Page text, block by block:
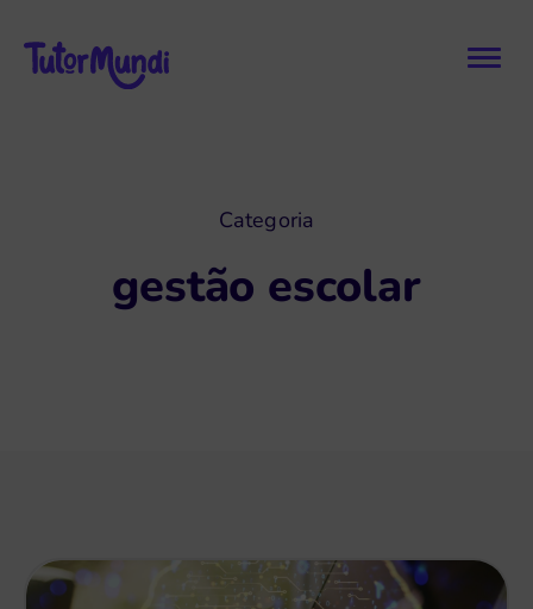
Categoria
gestão escolar